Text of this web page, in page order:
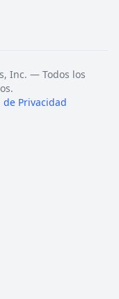
Inc. — Todos los
de Privacidad